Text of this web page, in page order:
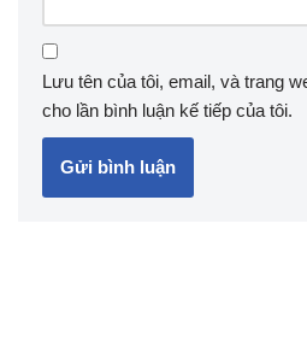
Lưu tên của tôi, email, và trang
cho lần bình luận kế tiếp của tôi.